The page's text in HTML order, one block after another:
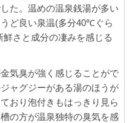
た。温めの温泉銭湯が多い
ど良い泉温(多分40℃ぐら
さと成分の凄みを感じる
気臭が強く感じることがで
ャグジーがある湯のほうが
おり泡付きもはっきり見ら
の方が温泉独特の臭気を感